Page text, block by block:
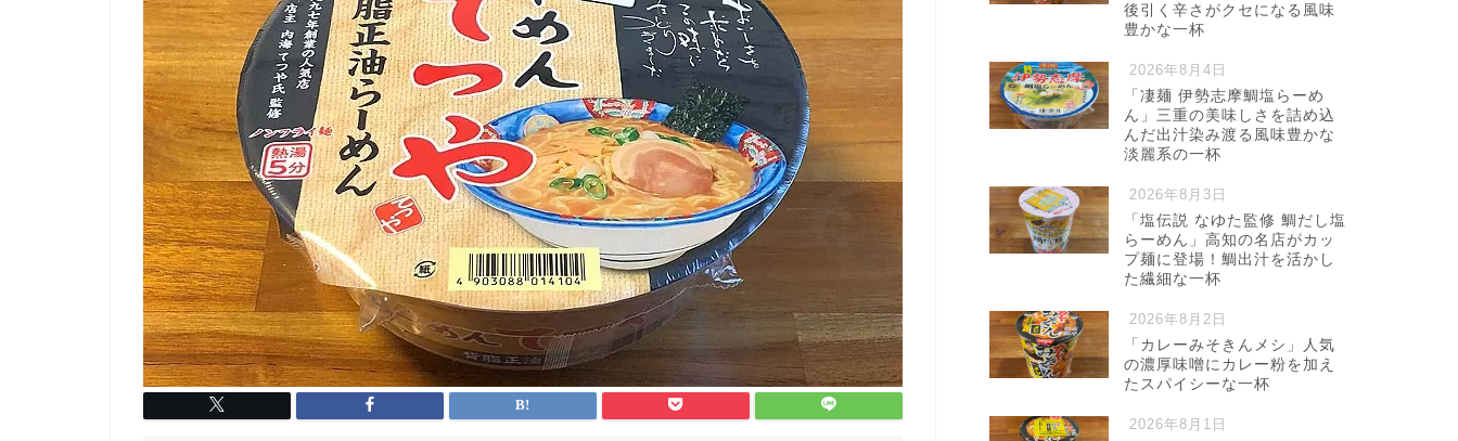
後引く辛さがクセになる風味
豊かな一杯
2026年8月4日
「凄麺 伊勢志摩鯛塩らーめ
ん」三重の美味しさを詰め込
んだ出汁染み渡る風味豊かな
淡麗系の一杯
2026年8月3日
「塩伝説 なゆた監修 鯛だし塩
らーめん」高知の名店がカッ
プ麺に登場！鯛出汁を活かし
た繊細な一杯
2026年8月2日
「カレーみそきんメシ」人気
の濃厚味噌にカレー粉を加え
たスパイシーな一杯
2026年8月1日